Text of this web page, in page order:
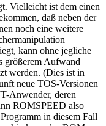
Vielleicht ist dem einen
daß neben der
noch eine weitere
kann ohne jegliche
größerem Aufwand
werden. (Dies ist in
neue TOS-Versionen
Anwender, deren
ROMSPEED also
in diesem Fall